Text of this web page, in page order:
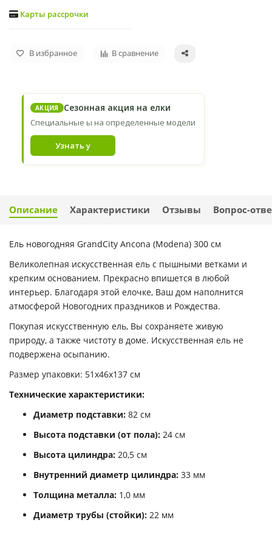
Карты рассрочки
В избранное В сравнение
АКЦИЯ Сезонная акция на елки
Специальные ы на определенные модели
Узнать у
Описание Характеристики Отзывы Вопрос-
Ель новогодняя GrandCity Ancona (Modena) 300 см
Великолепная искусственная ель с пышными ветками и
крепким основанием. Прекрасно впишется в любой
интерьер. Благодаря этой елочке, Ваш дом наполнится
атмосферой Новогодних праздников и Рождества.
Покупая искусственную ель, Вы сохраняете живую
природу, а также чистоту в доме. Искусственная ель не
подвержена осыпанию.
Размер упаковки: 51х46х137 см
Технические характеристики:
Диаметр подставки: 82 см
Высота подставки (от пола): 24 см
Высота цилиндра: 20,5 см
Внутренний диаметр цилиндра: 33 мм
Толщина металла: 1,0 мм
Диаметр трубы (стойки): 22 мм